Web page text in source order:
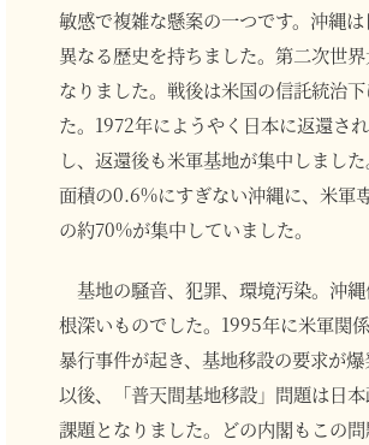
敏感で複雑な懸案の一つです。沖縄
異なる歴史を持ちました。第二次世
なりました。戦後は米国の信託統治
た。1972年にようやく日本に返還さ
し、返還後も米軍基地が集中しまし
面積の0.6%にすぎない沖縄に、米軍
の約70%が集中していました。
基地の騒音、犯罪、環境汚染。沖
根深いものでした。1995年に米軍関
暴行事件が起き、基地移設の要求が爆
以後、「普天間基地移設」問題は日
課題となりました。どの内閣もこの問